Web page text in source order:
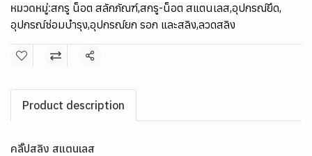
หมวดหมู่:สกรู น็อต สลักภัณฑ์,สกรู-น็อต สแตนเลส,อุปกรณ์ยึด,
อุปกรณ์ซ่อมบำรุง,อุปกรณ์ยก รอก และสลิง,ลวดสลิง
แชร์
Product description
คลิ๊ปสลิง สแตนเลส